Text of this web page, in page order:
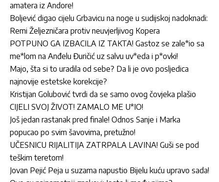
amatera iz Andore!
Boljević digao cijelu Grbavicu na noge u sudijskoj nadoknadi:
Remi Željezničara protiv neuvjerljivog Kopera
POTPUNO GA IZBACILA IZ TAKTA! Gastoz se zale*io sa
me*lom na Anđelu Đuričić uz salvu uv*eda i p*ovki!
Majo, šta si to uradila od sebe? Da li je ovo posljedica
najnovije estetske korekcije?
Kristijan Golubović tvrdi da se samo ovog čovjeka plašio
CIJELI SVOJ ŽIVOT! ZAMALO ME U*IO!
Još jedan rastanak pred finale! Odnos Sanje i Marka
popucao po svim šavovima, pretužno!
UČESNICU RIJALITIJA ZATRPALA LAVINA! Guši se pod
teškim teretom!
Jovan Pejić Peja u suzama napustio Bijelu kuću upravo sada!